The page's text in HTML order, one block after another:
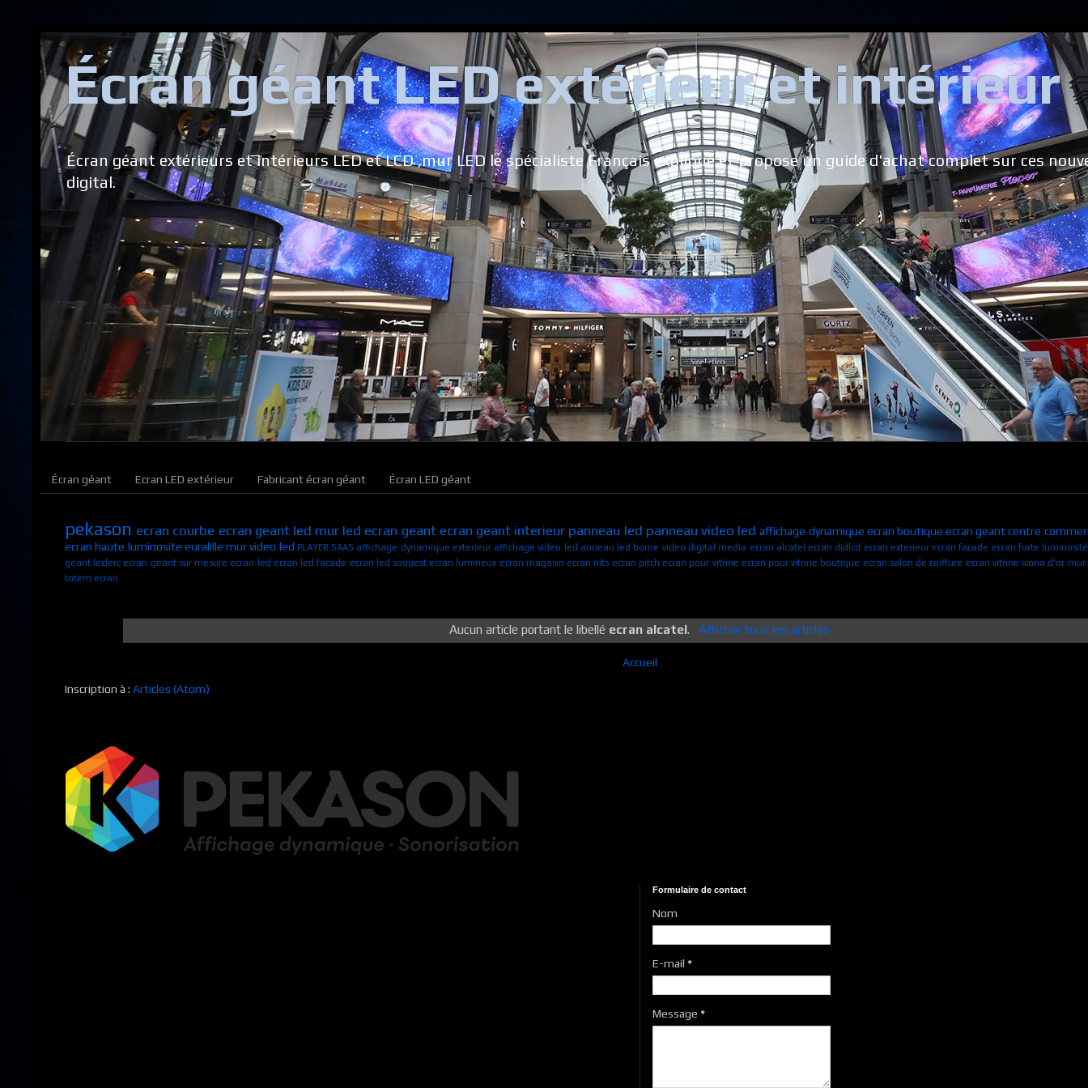
Écran géant LED extérieur et intérieur
Écran géant extérieurs et intérieurs LED et LCD ,mur LED le spécialiste Français explique et propose un guide d'achat complet sur ces
digital.
Écran géant Ecran LED extérieur Fabricant écran géant Écran LED géant
pekason ecran courbe ecran geant led mur led ecran geant ecran geant interieur panneau led panneau video led affichage dynamique ecran boutique ecran geant centre
ecran haute luminosite euralille mur video led PLAYER SAAS affichage dynamique exterieur affichage video led anneau led borne video digital media ecran alcatel ecran didlcd ecran exterieur ecran facade ecran forte luminosité
geant leclerc ecran geant sur mesure ecran led ecran led facade ecran led soouest ecran lumineux ecran magasin ecran nits ecran pitch ecran pour vitrine ecran pour vitrine boutique ecran salon de coiffure ecran vitrine icona d'or mur
totem ecran
Aucun article portant le libellé ecran alcatel. Afficher tous les articles
Accueil
Inscription à : Articles (Atom)
Formulaire de contact
Nom
E-mail *
Message *